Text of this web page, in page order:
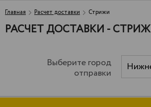
Главная
Расчет доставки Стрижи
РАСЧЕТ ДОСТАВКИ -
Выберите город
отправки